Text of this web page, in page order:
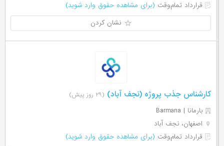
قرارداد تمام‌وقت (برای مشاهده حقوق وارد شوید)
نشان کردن
کارشناس جذب پروژه (نجف آباد) (۲۹ روز پیش)
بارمانا | Barmana
اصفهان، نجف آباد
قرارداد تمام‌وقت (برای مشاهده حقوق وارد شوید)